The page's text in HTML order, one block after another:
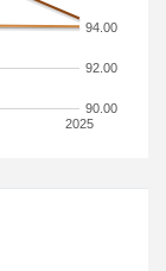
2025
90.00
92.00
94.00